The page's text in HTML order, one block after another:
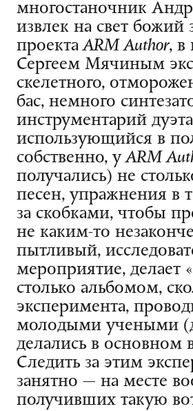
многостаночник
извлек на свет божий
проектаARM Author, в
Сергеем Мячиным
скелетного,
бас, немного
инструментарий
использующийся в
собственно, уARM
получались) не
песен, упражнения в
за скобками, чтобы
не каким-то
пытливый,
мероприятие, делает
столько альбомом,
эксперимента,
молодыми учеными
делались в основном
Следить за этим
занятно — на месте
получивших такую